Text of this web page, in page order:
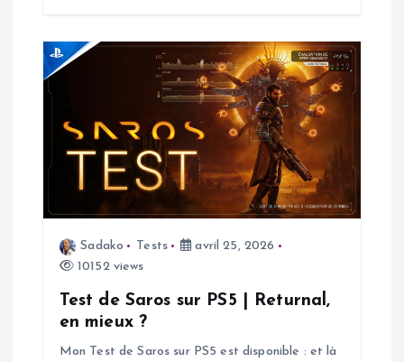
t
Sadako Tests
avril 25, 2026
10152 views
Test de Saros sur PS5 | Returnal,
en mieux ?
Mon Test de Saros sur PS5 est disponible : et là